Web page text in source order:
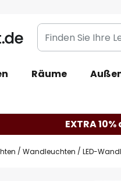
Finden
Sie
Leuchte...
Räume
EXTRA
Wandleuchten LED-